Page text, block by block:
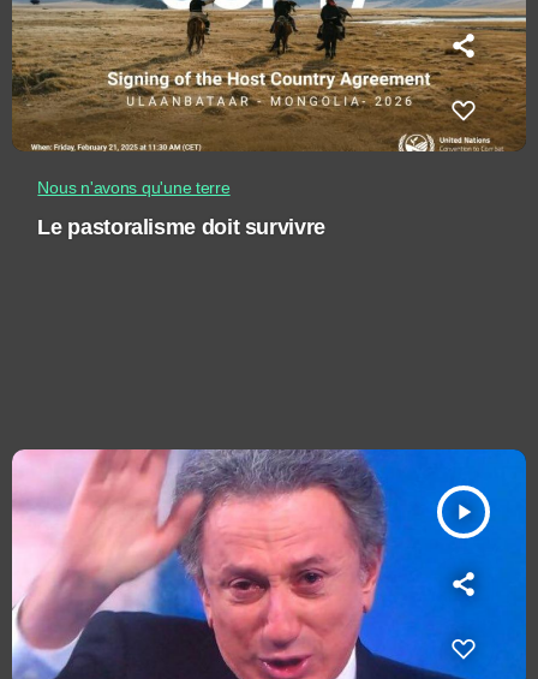
Nous n'avons qu'une terre
Le pastoralisme doit survivre
play_arrow